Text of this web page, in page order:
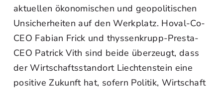
aktuellen ökonomischen und geopolitischen
Unsicherheiten auf den Werkplatz. Hoval-Co-
CEO Fabian Frick und thyssenkrupp-Presta-
CEO Patrick Vith sind beide überzeugt, dass
der Wirtschaftsstandort Liechtenstein eine
positive Zukunft hat, sofern Politik, Wirtschaft